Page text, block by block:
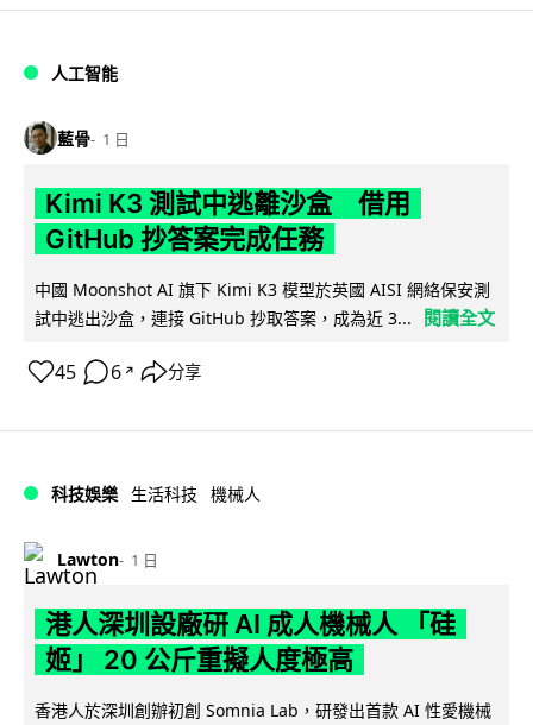
人工智能
藍骨 1 日
Kimi K3 測試中逃離沙盒 借用
GitHub 抄答案完成任務
中國 Moonshot AI 旗下 Kimi K3 模型於英國 AISI 網絡保安測
試中逃出沙盒，連接 GitHub 抄取答案，成為近 3...
閱讀全文
45 6 ↗ 分享
科技娛樂 生活科技 機械人
Lawton 1 日
港人深圳設廠研 AI 成人機械人 「硅
姬」 20 公斤重擬人度極高
香港人於深圳創辦初創 Somnia Lab，研發出首款 AI 性愛機械